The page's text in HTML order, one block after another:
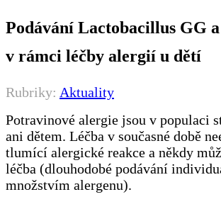
Podávání Lactobacillus GG
v rámci léčby alergií u dětí
Rubriky: Aktuality
Potravinové alergie jsou v populaci
ani dětem. Léčba v současné době
tlumící alergické reakce a někdy
léčba (dlouhodobé podávání
množstvím alergenu).